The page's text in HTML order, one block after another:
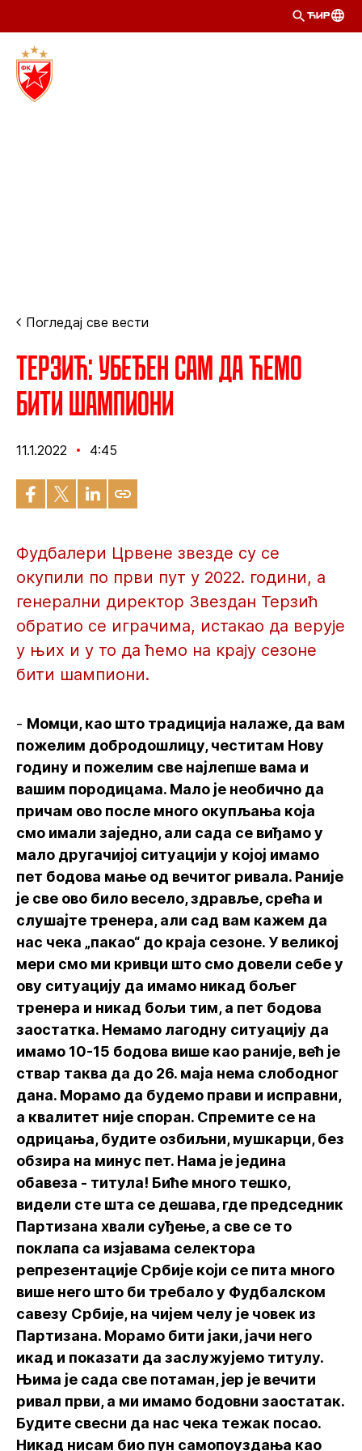
ЋИР
Погледај све вести
Терзић: Убеђен сам да ћемо
бити шампиони
11.1.2022 4:45
Фудбалери Црвене звезде су се
окупили по први пут у 2022. години, а
генерални директор Звездан Терзић
обратио се играчима, истакао да верује
у њих и у то да ћемо на крају сезоне
бити шампиони.
- Момци, као што традиција налаже, да вам
пожелим добродошлицу, честитам Нову
годину и пожелим све најлепше вама и
вашим породицама. Мало је необично да
причам ово после много окупљања која
смо имали заједно, али сада се виђамо у
мало другачијој ситуацији у којој имамо
пет бодова мање од вечитог ривала. Раније
је све ово било весело, здравље, срећа и
слушајте тренера, али сад вам кажем да
нас чека „пакао“ до краја сезоне. У великој
мери смо ми кривци што смо довели себе у
ову ситуацију да имамо никад бољег
тренера и никад бољи тим, а пет бодова
заостатка. Немамо лагодну ситуацију да
имамо 10-15 бодова више као раније, већ је
ствар таква да до 26. маја нема слободног
дана. Морамо да будемо прави и исправни,
а квалитет није споран. Спремите се на
одрицања, будите озбиљни, мушкарци, без
обзира на минус пет. Нама је једина
обавеза - титула! Биће много тешко,
видели сте шта се дешава, где председник
Партизана хвали суђење, а све се то
поклапа са изјавама селектора
репрезентације Србије који се пита много
више него што би требало у Фудбалском
савезу Србије, на чијем челу је човек из
Партизана. Морамо бити јаки, јачи него
икад и показати да заслужујемо титулу.
Њима је сада све потаман, јер је вечити
ривал први, а ми имамо бодовни заостатак.
Будите свесни да нас чека тежак посао.
Никад нисам био пун самопоуздања као